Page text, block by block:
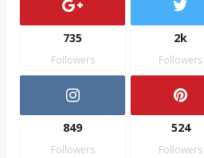
2k
Followers
735
Followers
524
Followers
849
Followers